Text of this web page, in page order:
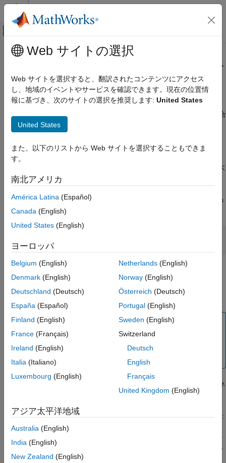
コンテンツへスキップ
オフキャンバス ナビゲーション メ
ドキュメンテーションのホーム
コード検証
Polyspace Bug Finder
デスクトップ用の Bug Finder のインストール
Polyspace 製品のライセンスの借入の設定
項目一覧
Polyspace ライセンスの返却
メインコンテンツ
Polyspace 製品のライセンスの借入
の設定
Polyspace ®製品で、ライセンス マネージャーが必要なライセン
ス (Commercial Concurrent ライセンスなど) を使用している場合
は、ライセンスの借入を有効にしてライセンスを借り入れること
も引き続き Polyspace 製品を使用するために、ライセンスを最大
720 時間 (30 日) まで借り入れます。
借入をサポートしているライセンスには、次の例のように、製品
のINCREMENT行に
	AB1CD234567EF6A3C24A
す。ライセンス借入の有効化 を参照してください。
Polyspaceライセンスの借り入れ
メモ
このワークフローは、R2019a 以降のリリースに適用され
ます。R2018b 以前のリリースについては、
ライセンスを借り入れるには、インストールしたライセンス マネ
バイナリを使用します。
このバイナリはlmgrdおよびMLMバイナリと同じフォルダー (例:
installFolder\win64\etc
ジャーのインストール フォルダー) にあります。このフォルダー
の場所がわからない場合は、Polyspace ライセンス管理者に問い
合わせてください。
Web サイトの選択
Web サイトを選択すると、翻訳されたコンテンツにアクセス
し、地域のイベントやサービスを確認できます。現在の位置情
報に基づき、次のサイトの選択を推奨します: United States
United States
また、以下のリストから Web サイトを選択することもできま
す。
南北アメリカ
América Latina (Español)
Canada (English)
United States (English)
ヨーロッパ
Belgium (English)
Denmark (English)
Deutschland (Deutsch)
España (Español)
Finland (English)
France (Français)
Ireland (English)
Italia (Italiano)
Luxembourg (English)
Netherlands(English)
Norway(English)
Österreich (Deutsch)
Portugal(English)
Sweden (English)
Switzerland
Deutsch
English
Français
United Kingdom (English)
アジア太平洋地域
Australia (English)
India (English)
New Zealand (English)